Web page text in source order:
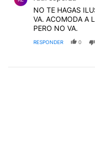
NO TE HAGAS
VA. ACOMODA A
PERO NO VA.
RESPONDER 0